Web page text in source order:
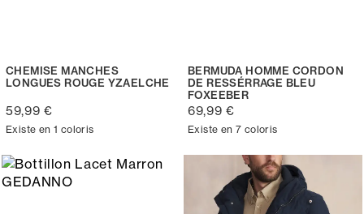
CHEMISE MANCHES
LONGUES ROUGE YZAELCHE
59,99 €
Existe en 1 coloris
BERMUDA HOMME CORDON
DE RESSÉRRAGE BLEU
FOXEEBER
69,99 €
Existe en 7 coloris